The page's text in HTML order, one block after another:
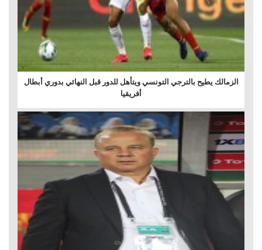
الزمالك يطيح بالترجي التونسي ويتأهل للدور قبل النهائي بدوري أبطال
أفريقيا